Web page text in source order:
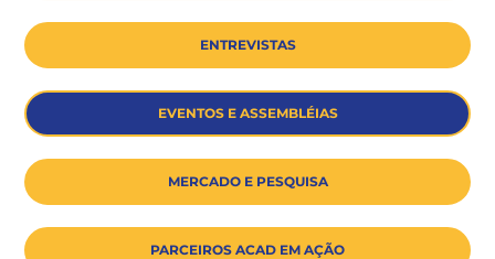
ENTREVISTAS
EVENTOS E ASSEMBLÉIAS
MERCADO E PESQUISA
PARCEIROS ACAD EM AÇÃO